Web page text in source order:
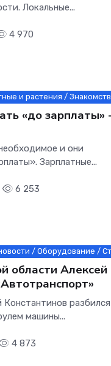
Локальные...
4 970
и растения /
«до зарплаты»
и они
Зарплатные...
6 253
/ Оборудование /
области Алексей
разбился
машины...
4 873